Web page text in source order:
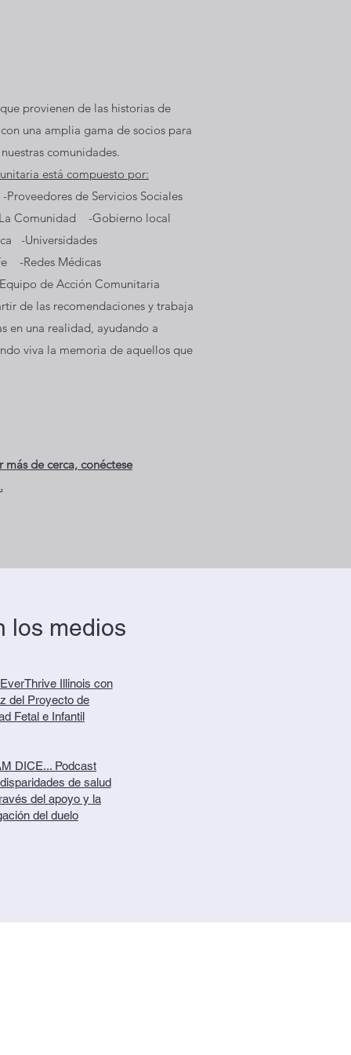
provienen de las historias de
una amplia gama de socios para
comunidades.
está compuesto por:
de Servicios Sociales
Comunidad -Gobierno local
-Universidades
-Redes Médicas
de Acción Comunitaria
de las recomendaciones y trabaja
en una realidad, ayudando a
viva la memoria de aquellos que
de cerca, conéctese
los medios
Illinois con
del Proyecto de
Fetal e Infantil
DICE... Podcast
de salud
del apoyo y la
del duelo